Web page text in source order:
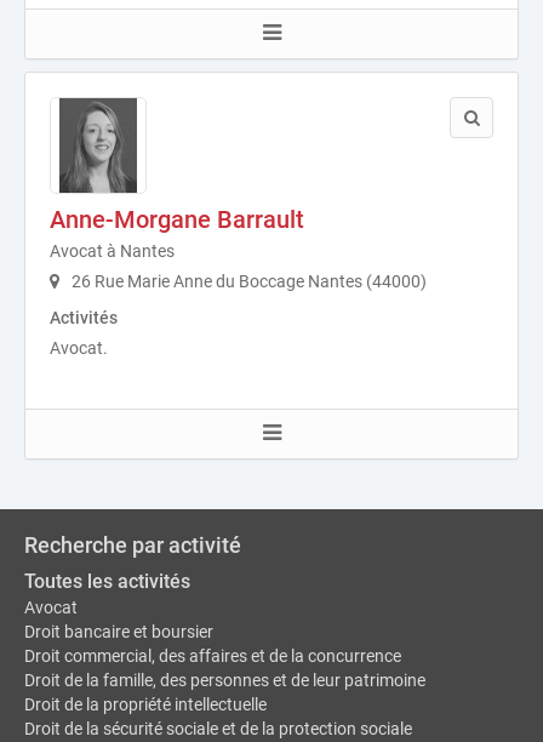
Anne-Morgane Barrault
Avocat à Nantes
26 Rue Marie Anne du Boccage Nantes (44000)
Activités
Avocat.
Recherche par activité
Toutes les activités
Avocat
Droit bancaire et boursier
Droit commercial, des affaires et de la concurrence
Droit de la famille, des personnes et de leur patrimoine
Droit de la propriété intellectuelle
Droit de la sécurité sociale et de la protection sociale